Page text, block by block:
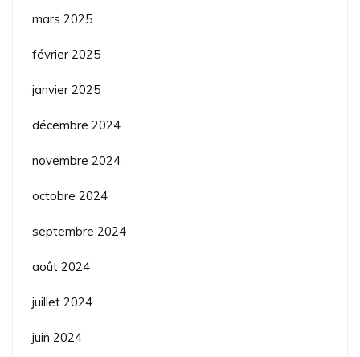
mars 2025
février 2025
janvier 2025
décembre 2024
novembre 2024
octobre 2024
septembre 2024
août 2024
juillet 2024
juin 2024